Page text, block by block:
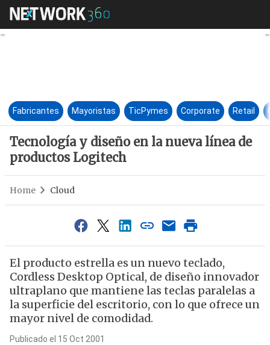
Tecnología y diseño en la
Fabricantes Mayoristas TicPymes Corporate Retail
Tecnología y diseño en la nueva línea de
productos Logitech
Home Cloud
El producto estrella es un nuevo teclado,
Cordless Desktop Optical, de diseño innovador
ultraplano que mantiene las teclas paralelas a
la superficie del escritorio, con lo que ofrece un
mayor nivel de comodidad.
Publicado el 15 Oct 2001